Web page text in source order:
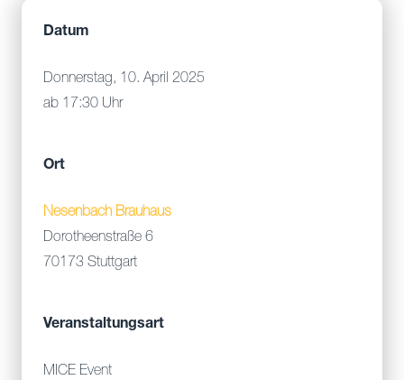
Datum
Donnerstag, 10. April 2025
ab 17:30 Uhr
Ort
Nesenbach Brauhaus
Dorotheenstraße 6
70173 Stuttgart
Veranstaltungsart
MICE Event